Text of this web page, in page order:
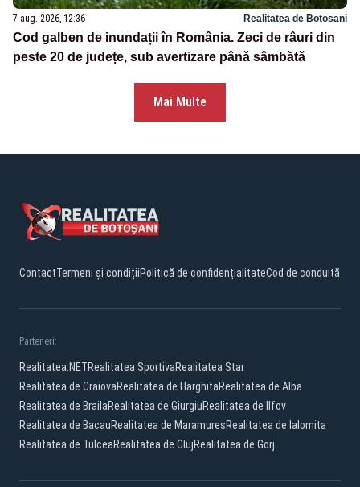
7 aug. 2026, 12:36 Realitatea de Botosani
Cod galben de inundații în România. Zeci de râuri din
peste 20 de județe, sub avertizare până sâmbătă
Mai Multe
ContactTermeni și condițiiPolitică de confidențialitateCod de conduită
Parteneri:
Realitatea.NETRealitatea SportivaRealitatea Star
Realitatea de CraiovaRealitatea de HarghitaRealitatea de Alba
Realitatea de BrailaRealitatea de GiurgiuRealitatea de Ilfov
Realitatea de BacauRealitatea de MaramuresRealitatea de Ialomita
Realitatea de TulceaRealitatea de ClujRealitatea de Gorj